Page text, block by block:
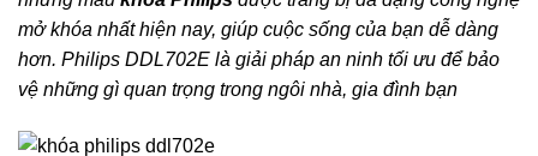
mở khóa nhất hiện nay, giúp cuộc sống của bạn dễ dàng
hơn. Philips DDL702E là giải pháp an ninh tối ưu để bảo
vệ những gì quan trọng trong ngôi nhà, gia đình bạn